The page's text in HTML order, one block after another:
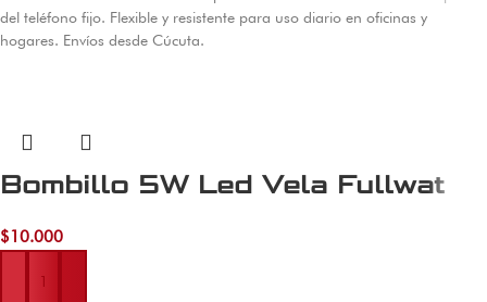
del teléfono fijo. Flexible y resistente para uso diario en oficinas y
hogares. Envíos desde Cúcuta.
Bombillo 5W Led Vela Fullwat
$10.000
Añadir al carrito